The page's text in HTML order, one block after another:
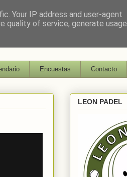
Encuestas Contacto
LEON PADEL
Your IP address and user-agent
quality of service, generate usage